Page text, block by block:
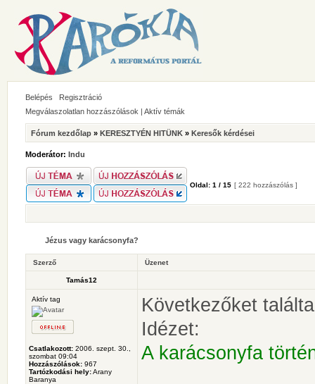
Belépés
Regisztráció
Megválaszolatlan hozzászólások | Aktív témák
Fórum kezdőlap » KERESZTYÉN HITÜNK » Keresők kérdései
Moderátor: Indu
Oldal: 1 / 15 [ 222 hozzászólás ]
Jézus vagy karácsonyfa?
Szerző Üzenet
Tamás12
Aktív tag
Csatlakozott: 2006. szept. 30.,
szombat 09:04
Hozzászólások: 967
Tartózkodási hely:Arany
Baranya
Következőket
Idézet:
A karácsonyfa